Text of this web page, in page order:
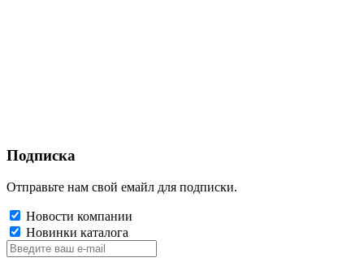
Подписка
Отправьте нам свой емайл для подписки.
Новости компании
Новинки каталога